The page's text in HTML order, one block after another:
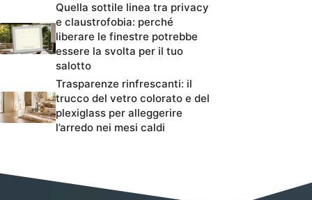
Quella sottile linea tra privacy
e claustrofobia: perché
liberare le finestre potrebbe
essere la svolta per il tuo
salotto
Trasparenze rinfrescanti: il
trucco del vetro colorato e del
plexiglass per alleggerire
l’arredo nei mesi caldi